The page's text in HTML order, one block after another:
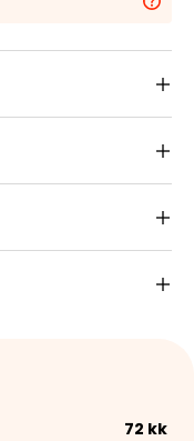
72 kk